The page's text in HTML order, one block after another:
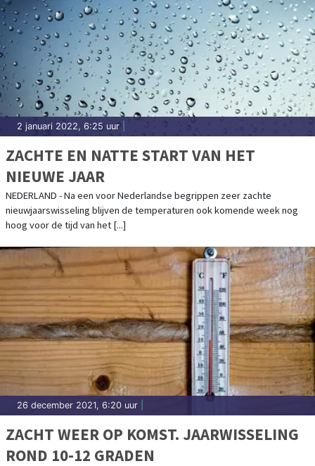
2 januari 2022, 6:25 uur
ZACHTE EN NATTE START VAN HET
NIEUWE JAAR
NEDERLAND - Na een voor Nederlandse begrippen zeer zachte
nieuwjaarswisseling blijven de temperaturen ook komende week nog
hoog voor de tijd van het [...]
26 december 2021, 6:20 uur
ZACHT WEER OP KOMST. JAARWISSELING
ROND 10-12 GRADEN